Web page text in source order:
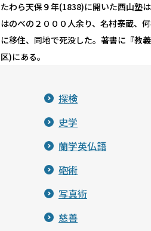
たわら天保９年(1838)に開いた西山塾
はのべの２０００人余り、名村泰蔵、
に移住、同地で死没した。著書に『教
区)にある。
探検
史学
蘭学英仏語
砲術
写真術
慈善